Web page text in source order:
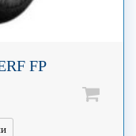
FP